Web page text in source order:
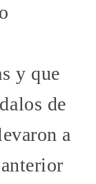
y que
de
a